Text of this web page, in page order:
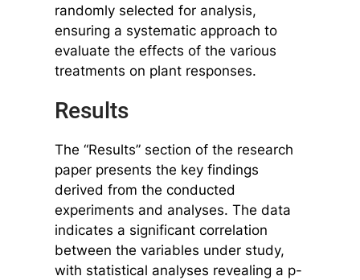
randomly selected for analysis,
ensuring a systematic approach to
evaluate the effects of the various
treatments on plant responses.
Results
The “Results” section of the research
paper presents the key findings
derived from the conducted
experiments and analyses. The data
indicates a significant correlation
between the variables under study,
with statistical analyses revealing a p-